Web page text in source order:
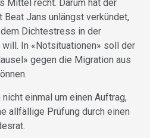
Mittel recht. Darum hat der
Jans unlängst verkündet,
Dichtestress in der
In «Notsituationen» soll der
gegen die Migration aus
einmal um einen Auftrag,
allfällige Prüfung durch einen